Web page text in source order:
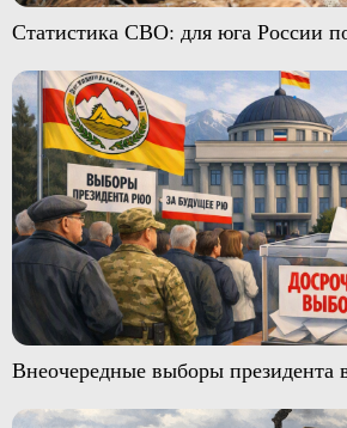
Статистика СВО: для юга России
Внеочередные выборы